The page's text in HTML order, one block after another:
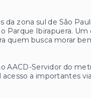
zona sul de São
Parque Ibirapuera.
quem busca morar
AACD-Servidor do
a importantes